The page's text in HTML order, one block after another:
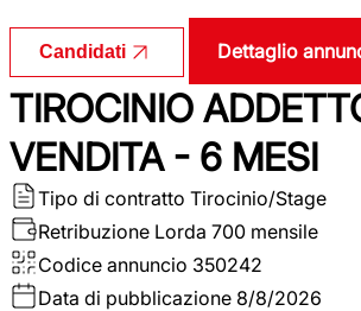
Candidati Dettaglio
TIROCINIO
VENDITA - 6 MESI
Tipo di contratto Tirocinio/Stage
Retribuzione Lorda 700 mensile
Codice annuncio 350242
Data di pubblicazione 8/8/2026